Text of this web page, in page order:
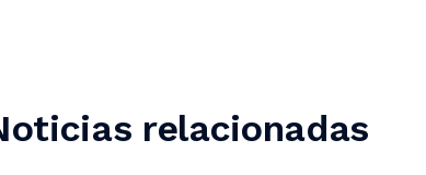
relacionadas